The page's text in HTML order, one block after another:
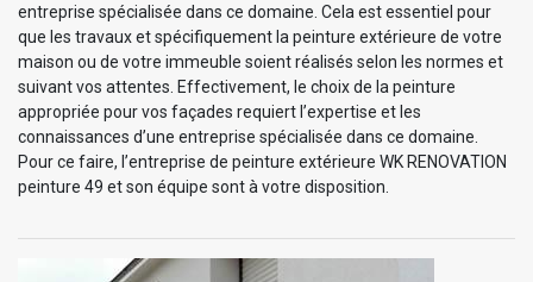
entreprise spécialisée dans ce domaine. Cela est essentiel pour
que les travaux et spécifiquement la peinture extérieure de votre
maison ou de votre immeuble soient réalisés selon les normes et
suivant vos attentes. Effectivement, le choix de la peinture
appropriée pour vos façades requiert l’expertise et les
connaissances d’une entreprise spécialisée dans ce domaine.
Pour ce faire, l’entreprise de peinture extérieure WK RENOVATION
peinture 49 et son équipe sont à votre disposition.